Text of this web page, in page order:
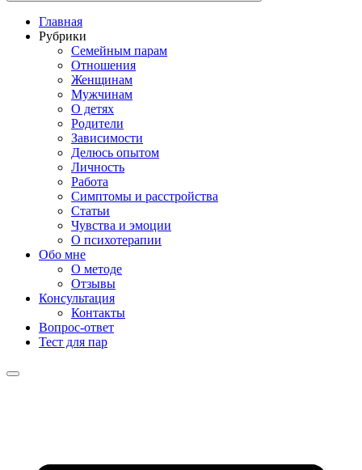
Главная
Рубрики
Семейным парам
Отношения
Женщинам
Мужчинам
О детях
Родители
Зависимости
Делюсь опытом
Личность
Работа
Симптомы и расстройства
Статьи
Чувства и эмоции
О психотерапии
Обо мне
О методе
Отзывы
Консультация
Контакты
Вопрос-ответ
Тест для пар